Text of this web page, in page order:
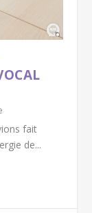
fait
de...